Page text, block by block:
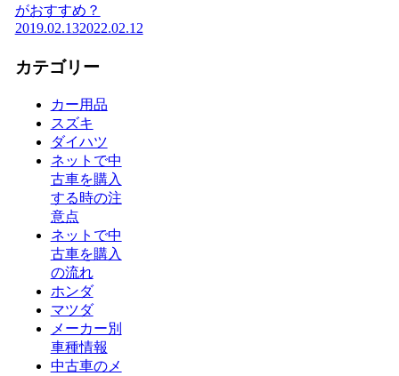
がおすすめ？
2019.02.132022.02.12
カテゴリー
カー用品
スズキ
ダイハツ
ネットで中
古車を購入
する時の注
意点
ネットで中
古車を購入
の流れ
ホンダ
マツダ
メーカー別
車種情報
中古車のメ